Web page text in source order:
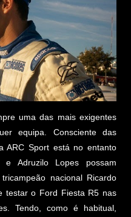
uma das mais exigentes
equipa. Consciente das
ARC Sport está no entanto
e Adruzilo Lopes possam
nacional Ricardo
testar o Ford Fiesta R5 nas
Tendo, como é habitual,